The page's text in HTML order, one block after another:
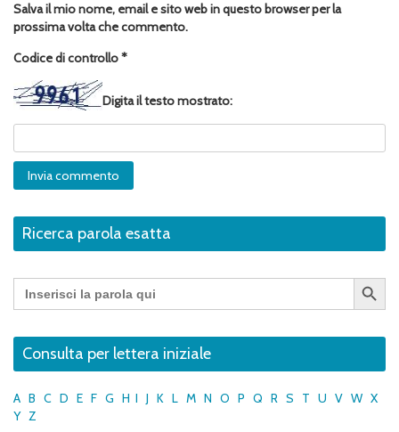
Salva il mio nome, email e sito web in questo browser per la
prossima volta che commento.
Codice di controllo*
Digita il testo mostrato:
Ricerca parola esatta
Search
for:
Search Button
Consulta per lettera iniziale
A B C D E F G H I J K L M N O P Q R S T U V W X
Y Z